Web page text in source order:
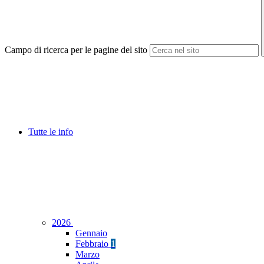
Campo di ricerca per le pagine del sito
Tutte le info
2026
Gennaio
Febbraio 1
Marzo